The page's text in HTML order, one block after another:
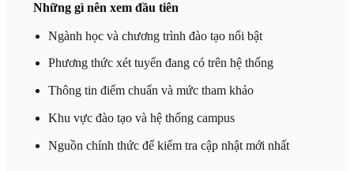
Những gì nên xem đầu tiên
Ngành học và chương trình đào tạo nổi bật
Phương thức xét tuyển đang có trên hệ thống
Thông tin điểm chuẩn và mức tham khảo
Khu vực đào tạo và hệ thống campus
Nguồn chính thức để kiểm tra cập nhật mới nhất